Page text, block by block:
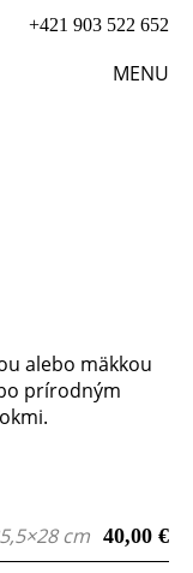
+421 903 522 652
MENU
alebo mäkkou
prírodným
cm 40,00 €